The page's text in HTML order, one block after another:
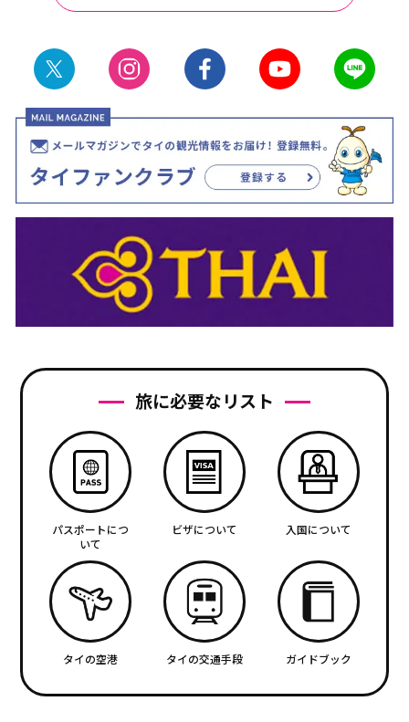
旅に必要なリスト
パスポートにつ
いて
ビザについて 入国について
タイの空港 タイの交通手段 ガイドブック